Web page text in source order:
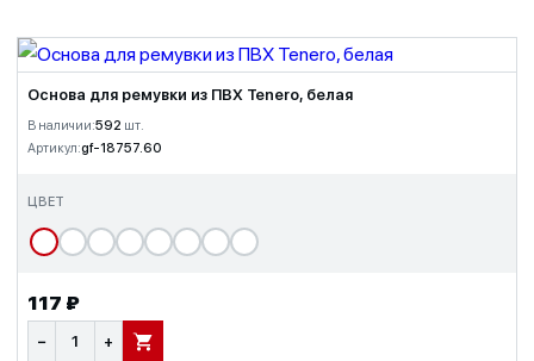
Основа для ремувки из ПВХ Tenero, белая
В наличии:592 шт.
Артикул:gf-18757.60
ЦВЕТ
117 ₽
− + В КОРЗИНУ